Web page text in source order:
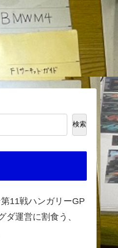
検索
11戦ハンガリーGP
ダ運営に割食う、